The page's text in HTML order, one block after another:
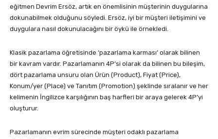
eğitmen Devrim Ersöz, artık en önemlisinin müşterinin duygularına
dokunabilmek olduğunu söyledi. Ersöz, iyi bir müşteri iletişimini ve
duygulara nasıl dokunulacağını bir öykü ile örnekledi.
Klasik pazarlama öğretisinde ‘pazarlama karması’ olarak bilinen
bir kavram vardır. Pazarlamanın 4P’si olarak da bilinen bu bileşim,
dört pazarlama unsuru olan Ürün (Product), Fiyat (Price),
Konum/yer (Place) ve Tanıtım (Promotion) şeklinde sıralanır ve her
kelimenin İngilizce karşılığının baş harfleri bir araya gelerek 4P’yi
oluşturur.
Pazarlamanın evrim sürecinde müşteri odaklı pazarlama